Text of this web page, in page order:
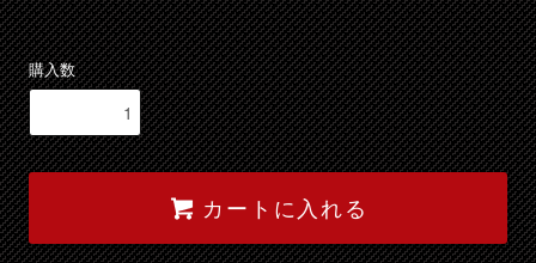
購入数
カートに入れる